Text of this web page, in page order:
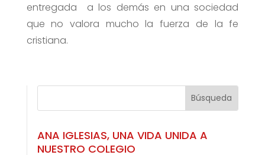
entregada a los demás en una sociedad
que no valora mucho la fuerza de la fe
cristiana.
ANA IGLESIAS, UNA VIDA UNIDA A
NUESTRO COLEGIO